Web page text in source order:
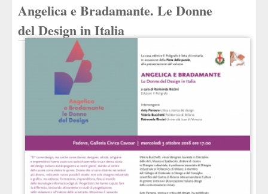
Angelica e Bradamante. Le Donne
del Design in Italia